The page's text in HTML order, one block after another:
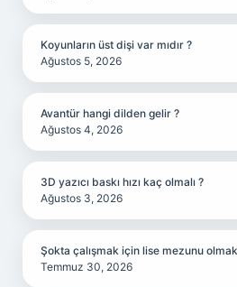
Koyunların üst dişi var mıdır ?
Ağustos 5, 2026
Avantür hangi dilden gelir ?
Ağustos 4, 2026
3D yazıcı baskı hızı kaç olmalı ?
Ağustos 3, 2026
Şokta çalışmak için lise mezunu
Temmuz 30, 2026